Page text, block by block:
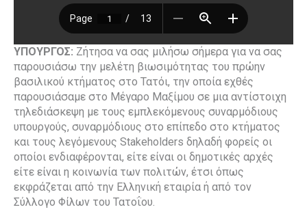
ΥΠΟΥΡΓΟΣ: Ζήτησα να σας μιλήσω σήμερα για να σας
παρουσιάσω την μελέτη βιωσιμότητας του πρώην
βασιλικού κτήματος στο Τατόι, την οποία εχθές
παρουσιάσαμε στο Μέγαρο Μαξίμου σε μια αντίστοιχη
τηλεδιάσκεψη με τους εμπλεκόμενους συναρμόδιους
υπουργούς, συναρμόδιους στο επίπεδο στο κτήματος
και τους λεγόμενους Stakeholders δηλαδή φορείς οι
οποίοι ενδιαφέρονται, είτε είναι οι δημοτικές αρχές
είτε είναι η κοινωνία των πολιτών, έτσι όπως
εκφράζεται από την Ελληνική εταιρία ή από τον
Σύλλογο Φίλων του Τατοΐου.